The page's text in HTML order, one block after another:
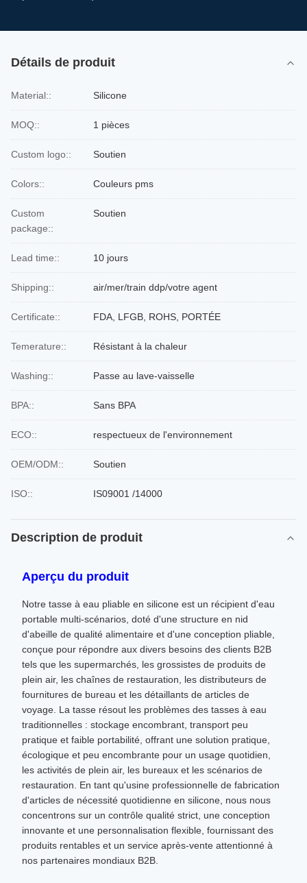
Détails de produit
Material:: Silicone
MOQ:: 1 pièces
Custom logo:: Soutien
Colors:: Couleurs pms
Custom
package::
Soutien
Lead time:: 10 jours
Shipping:: air/mer/train ddp/votre agent
Certificate:: FDA, LFGB, ROHS, PORTÉE
Temerature:: Résistant à la chaleur
Washing:: Passe au lave-vaisselle
BPA:: Sans BPA
ECO:: respectueux de l'environnement
OEM/ODM:: Soutien
ISO:: IS09001 /14000
Description de produit
Aperçu du produit
Notre tasse à eau pliable en silicone est un récipient d'eau
portable multi-scénarios, doté d'une structure en nid
d'abeille de qualité alimentaire et d'une conception pliable,
conçue pour répondre aux divers besoins des clients B2B
tels que les supermarchés, les grossistes de produits de
plein air, les chaînes de restauration, les distributeurs de
fournitures de bureau et les détaillants de articles de
voyage. La tasse résout les problèmes des tasses à eau
traditionnelles : stockage encombrant, transport peu
pratique et faible portabilité, offrant une solution pratique,
écologique et peu encombrante pour un usage quotidien,
les activités de plein air, les bureaux et les scénarios de
restauration. En tant qu'usine professionnelle de fabrication
d'articles de nécessité quotidienne en silicone, nous nous
concentrons sur un contrôle qualité strict, une conception
innovante et une personnalisation flexible, fournissant des
produits rentables et un service après-vente attentionné à
nos partenaires mondiaux B2B.